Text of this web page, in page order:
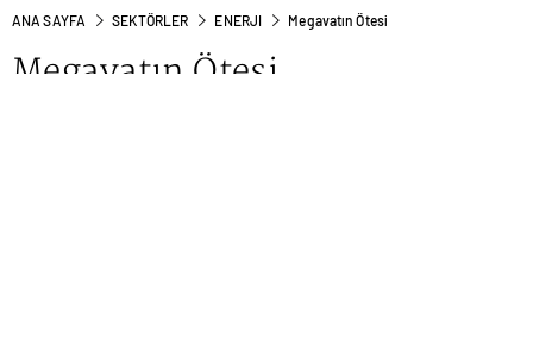
ANA SAYFA SEKTÖRLER ENERJI Megavatın Ötesi
Megavatın Ötesi